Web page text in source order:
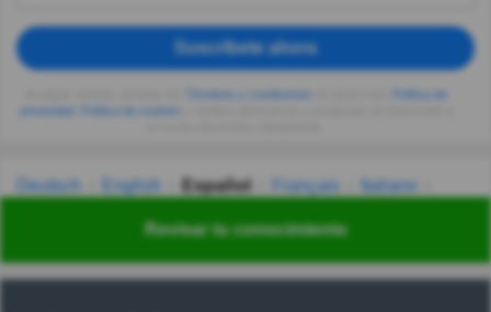
Revisar tu conocimiento
Suscríbete ahora
privacidad
Deutsch English Español Français
Italiano
Українська हिन्दी 한국어 汉语